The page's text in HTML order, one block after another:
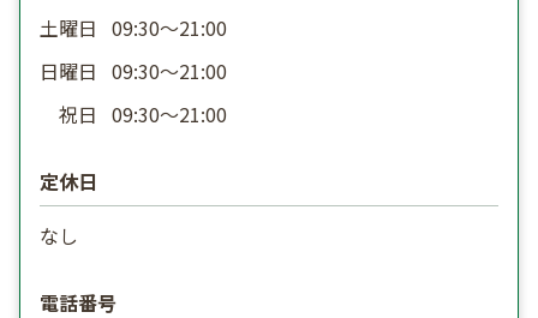
土曜日 09:30〜21:00
日曜日 09:30〜21:00
祝日 09:30〜21:00
定休日
なし
電話番号